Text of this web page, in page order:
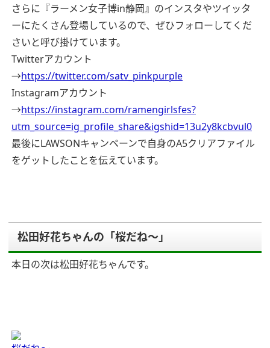
さらに『ラーメン女子博in静岡』のインスタやツイッタ
ーにたくさん登場しているので、ぜひフォローしてくだ
さいと呼び掛けています。
Twitterアカウント
→https://twitter.com/satv_pinkpurple
Instagramアカウント
→https://instagram.com/ramengirlsfes?
utm_source=ig_profile_share&igshid=13u2y8kcbvul0
最後にLAWSONキャンペーンで自身のA5クリアファイル
をゲットしたことを伝えています。
松田好花ちゃんの「桜だね〜」
本日の次は松田好花ちゃんです。